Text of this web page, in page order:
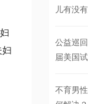
妇
儿有没
公益巡
届美国
不育男